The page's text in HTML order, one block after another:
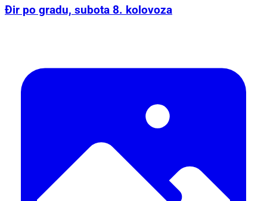
Đir po gradu, subota 8. kolovoza